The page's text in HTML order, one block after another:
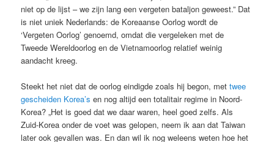
niet op de lijst – we zijn lang een vergeten bataljon geweest.” Dat
is niet uniek Nederlands: de Koreaanse Oorlog wordt de
‘Vergeten Oorlog’ genoemd, omdat die vergeleken met de
Tweede Wereldoorlog en de Vietnamoorlog relatief weinig
aandacht kreeg.
Steekt het niet dat de oorlog eindigde zoals hij begon, mettwee
gescheiden Korea’s en nog altijd een totalitair regime in Noord-
Korea? „Het is goed dat we daar waren, heel goed zelfs. Als
Zuid-Korea onder de voet was gelopen, neem ik aan dat Taiwan
later ook gevallen was. En dan wil ik nog weleens weten hoe het